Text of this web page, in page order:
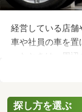
経営している店舗
車や社員の車を置
ったときは、周
め。店舗や事務
介するので、立
探し方を選ぶ